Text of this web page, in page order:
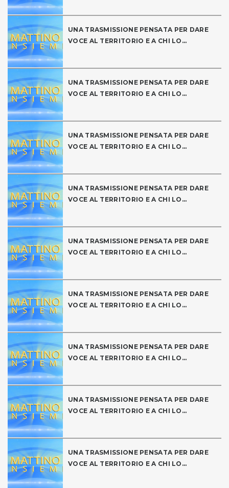
UNA TRASMISSIONE PENSATA PER DARE
VOCE AL TERRITORIO E A CHI LO...
UNA TRASMISSIONE PENSATA PER DARE
VOCE AL TERRITORIO E A CHI LO...
UNA TRASMISSIONE PENSATA PER DARE
VOCE AL TERRITORIO E A CHI LO...
UNA TRASMISSIONE PENSATA PER DARE
VOCE AL TERRITORIO E A CHI LO...
UNA TRASMISSIONE PENSATA PER DARE
VOCE AL TERRITORIO E A CHI LO...
UNA TRASMISSIONE PENSATA PER DARE
VOCE AL TERRITORIO E A CHI LO...
UNA TRASMISSIONE PENSATA PER DARE
VOCE AL TERRITORIO E A CHI LO...
UNA TRASMISSIONE PENSATA PER DARE
VOCE AL TERRITORIO E A CHI LO...
UNA TRASMISSIONE PENSATA PER DARE
VOCE AL TERRITORIO E A CHI LO...